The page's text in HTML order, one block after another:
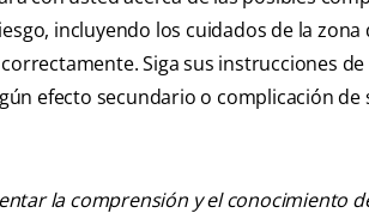
incluyendo los cuidados de la
Siga sus instrucciones
efecto secundario o complicación
la comprensión y el conocimiento